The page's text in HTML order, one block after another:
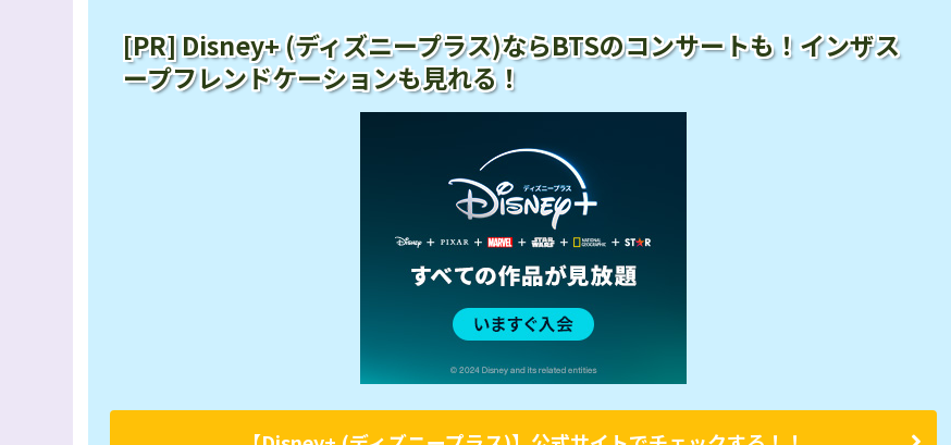
[PR] Disney+ (ディズニープラス)ならBTSのコンサートも！インザス
ープフレンドケーションも見れる！